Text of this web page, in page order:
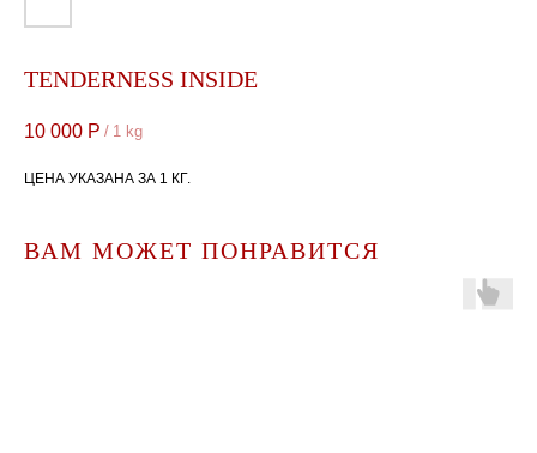
TENDERNESS INSIDE
10 000 Р / 1 kg
ЦЕНА УКАЗАНА ЗА 1 КГ.
ВАМ МОЖЕТ ПОНРАВИТСЯ